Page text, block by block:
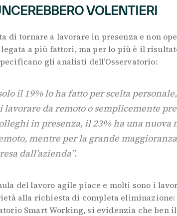
VOLENTIERI
di tornare a lavorare in presenza e non
a più fattori, ma per lo più è il
gli analisti dell’Osservatorio:
il 19% lo ha fatto per scelta
lavorare da remoto o semplicemente
in presenza, il 23% ha una nuova
mentre per la grande
dall’azienda”.
del lavoro agile piace e molti sono i
alla richiesta di completa eliminazione:
Smart Working, si evidenzia che ben